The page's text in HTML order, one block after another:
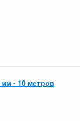
- 10 метров